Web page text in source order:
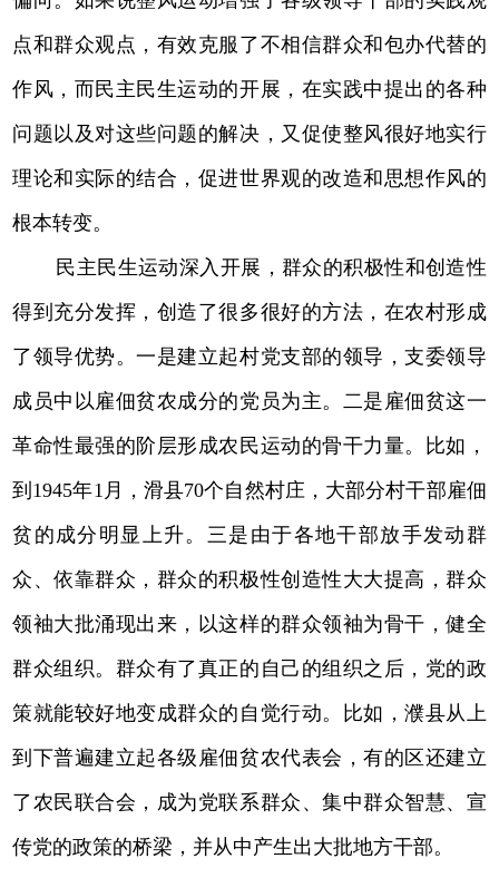
点和群众观点，有效克服了不相信群众和包办代替的
作风，而民主民生运动的开展，在实践中提出的各种
问题以及对这些问题的解决，又促使整风很好地实行
理论和实际的结合，促进世界观的改造和思想作风的
根本转变。
民主民生运动深入开展，群众的积极性和创造性
得到充分发挥，创造了很多很好的方法，在农村形成
了领导优势。一是建立起村党支部的领导，支委领导
成员中以雇佃贫农成分的党员为主。二是雇佃贫这一
革命性最强的阶层形成农民运动的骨干力量。比如，
到1945年1月，滑县70个自然村庄，大部分村干部雇佃
贫的成分明显上升。三是由于各地干部放手发动群
众、依靠群众，群众的积极性创造性大大提高，群众
领袖大批涌现出来，以这样的群众领袖为骨干，健全
群众组织。群众有了真正的自己的组织之后，党的政
策就能较好地变成群众的自觉行动。比如，濮县从上
到下普遍建立起各级雇佃贫农代表会，有的区还建立
了农民联合会，成为党联系群众、集中群众智慧、宣
传党的政策的桥梁，并从中产生出大批地方干部。